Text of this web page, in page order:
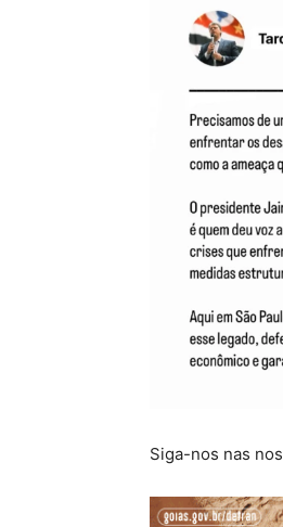
Siga-nos nas